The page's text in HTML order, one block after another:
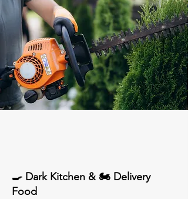
🍳 Dark Kitchen & 🏍️ Delivery
Food